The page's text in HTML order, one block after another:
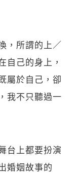
，所謂的上／
自己的身上，
屬於自己，卻
我不只聽過一
台上都要扮演
婚姻故事的